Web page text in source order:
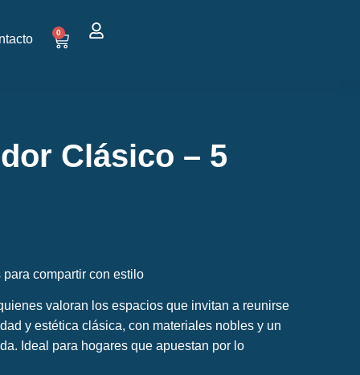
0
Clásico – 5
compartir con estilo
valoran los espacios que invitan a reunirse
y estética clásica, con materiales nobles y un
Ideal para hogares que apuestan por lo